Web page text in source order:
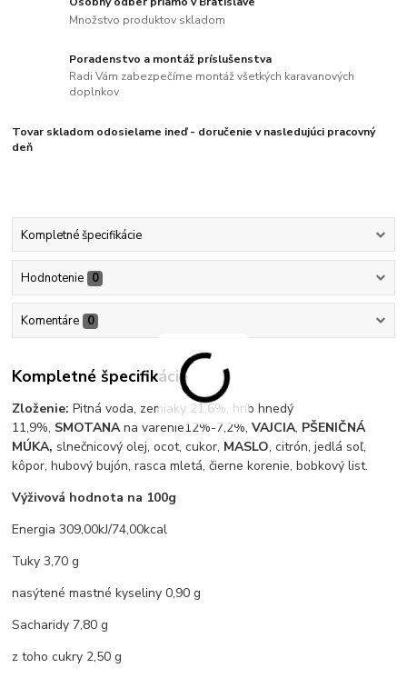
Množstvo produktov skladom
Poradenstvo a montáž príslušenstva
Radi Vám zabezpečíme montáž všetkých karavanových
doplnkov
Tovar skladom odosielame ineď - doručenie v nasledujúci pracovný
deň
Kompletné špecifikácie
Hodnotenie 0
Komentáre 0
Kompletné špecifikácie
Zloženie:Pitná voda, zemiaky 21,6%, hríb hnedý
11,9%, SMOTANAna varenie12%-7,2%,VAJCIA, PŠENIČNÁ
MÚKA, slnečnicový olej, ocot, cukor, MASLO, citrón, jedlá soľ,
kôpor, hubový bujón, rasca mletá, čierne korenie, bobkový list.
Výživová hodnota na 100g
Energia 309,00kJ/74,00kcal
Tuky 3,70 g
nasýtené mastné kyseliny 0,90 g
Sacharidy 7,80 g
z toho cukry 2,50 g